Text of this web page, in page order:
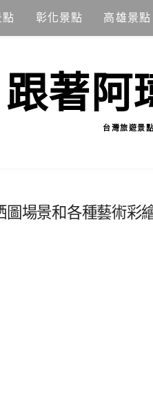
點 彰化景點 高雄景點
跟著阿
台灣旅遊景
場景和各種藝術彩